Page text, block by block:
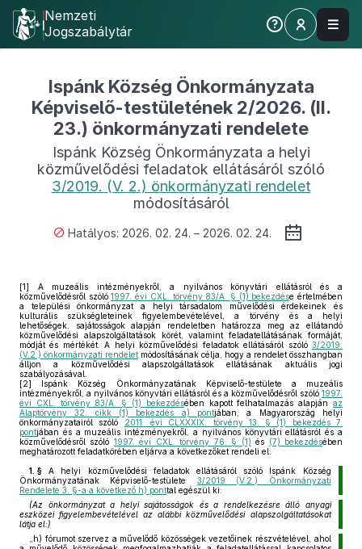
Nemzeti
Jogszabálytár
Ispánk Község Önkormányzata
Képviselő-testületének 2/2026. (II.
23.) önkormányzati rendelete
Ispánk Község Önkormányzata a helyi
közművelődési feladatok ellátásáról szóló
3/2019. (V. 2.) önkormányzati rendelet
módosításáról
Hatályos: 2026. 02. 24. – 2026. 02. 24.
[1] A muzeális intézményekről, a nyilvános könyvtári ellátásról és a
közművelődésről szóló1997. évi CXL. törvény 83/A. § (1) bekezdése értelmében
a települési önkormányzat a helyi társadalom művelődési érdekeinek és
kulturális szükségleteinek figyelembevételével, a törvény és a helyi
lehetőségek, sajátosságok alapján rendeletben határozza meg az ellátandó
közművelődési alapszolgáltatások körét, valamint feladatellátásának formáját,
módját és mértékét. A helyi közművelődési feladatok ellátásáról szóló 3/2019.
(V.2.) önkormányzati rendelet módosításának célja, hogy a rendelet összhangban
álljon a közművelődési alapszolgáltatások ellátásának aktuális jogi
szabályozásával.
[2] Ispánk Község Önkormányzatának Képviselő-testülete a muzeális
intézményekről, a nyilvános könyvtári ellátásról és a közművelődésről szóló 1997.
évi CXL. törvény 83/A. § (1) bekezdésében kapott felhatalmazás alapjánaz
Alaptörvény 32. cikk (1) bekezdés a) pontjában, a Magyarország helyi
önkormányzatairól szóló
2011. évi CLXXXIX. törvény 13. § (1) bekezdés 7.
pontjában és a muzeális intézményekről, a nyilvános könyvtári ellátásról és a
közművelődésről szóló 1997. évi CXL. törvény 76. § (1) és (7) bekezdésében
meghatározott feladatkörében eljárva a következőket rendeli el:
1. § A helyi közművelődési feladatok ellátásáról szóló Ispánk Község
Önkormányzatának Képviselő-testülete 3/2019 (V.2.) Önkormányzati
Rendelete 3. §-a a következő h) ponttal egészül ki:
(Az önkormányzat a helyi sajátosságok és a rendelkezésre álló anyagi
eszközei figyelembevételével az alábbi közművelődési alapszolgáltatásokat
látja el:)
„h) fórumot szervez a művelődő közösségek vezetőinek részvételével, ahol